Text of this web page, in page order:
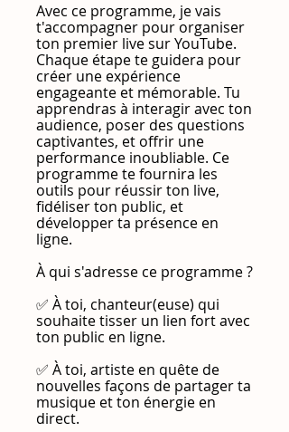
Avec ce programme, je vais
t'accompagner pour organiser
ton premier live sur YouTube.
Chaque étape te guidera pour
créer une expérience
engageante et mémorable. Tu
apprendras à interagir avec ton
audience, poser des questions
captivantes, et offrir une
performance inoubliable. Ce
programme te fournira les
outils pour réussir ton live,
fidéliser ton public, et
développer ta présence en
ligne.
À qui s'adresse ce programme ?
✅ À toi, chanteur(euse) qui
souhaite tisser un lien fort avec
ton public en ligne.
✅ À toi, artiste en quête de
nouvelles façons de partager ta
musique et ton énergie en
direct.